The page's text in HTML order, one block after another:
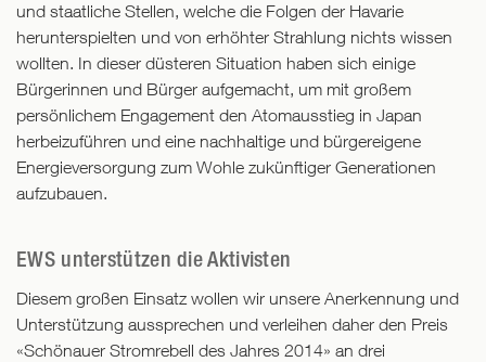
und staatliche Stellen, welche die Folgen der Havarie
herunterspielten und von erhöhter Strahlung nichts wissen
wollten. In dieser düsteren Situation haben sich einige
Bürgerinnen und Bürger aufgemacht, um mit großem
persönlichem Engagement den Atomausstieg in Japan
herbeizuführen und eine nachhaltige und bürgereigene
Energieversorgung zum Wohle zukünftiger Generationen
aufzubauen.
EWS unterstützen die Aktivisten
Diesem großen Einsatz wollen wir unsere Anerkennung und
Unterstützung aussprechen und verleihen daher den Preis
«Schönauer Stromrebell des Jahres 2014» an drei